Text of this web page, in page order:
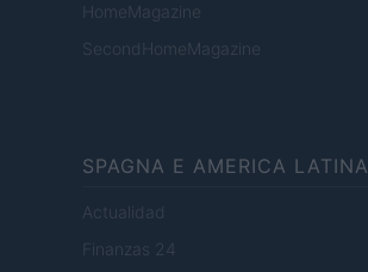
HomeMagazine
SecondHomeMagazine
SPAGNA E AMERICA LATINA
Actualidad
Finanzas 24